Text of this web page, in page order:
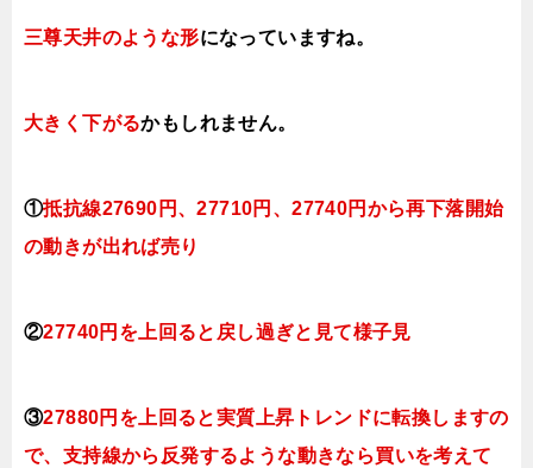
三尊天井のような形になっていますね。
大きく下がるかもしれません。
①抵抗線27690円、27710円、27740円から再下落開始
の動きが出れば売り
②27740円を上回ると戻し過ぎと見て様子見
③27880円を上回ると実質上昇トレンドに転換しますの
で、支持線から反発するような動きなら買いを考えて